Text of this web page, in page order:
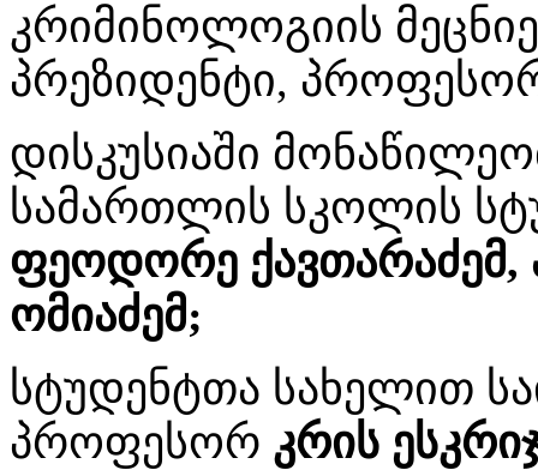
კრიმინოლოგიის
პრეზიდენტი,
დისკუსიაში
სამართლის სკოლის
ფეოდორე ქავთარაძემ,
ომიაძემ;
სტუდენტთა სახელით
პროფესორ კრის